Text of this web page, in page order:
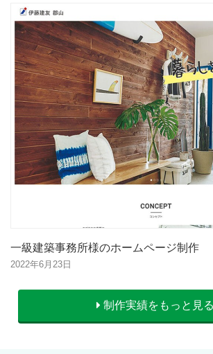
一級建築事務所様のホームページ制作
2022年6月23日
制作実績をもっと見る